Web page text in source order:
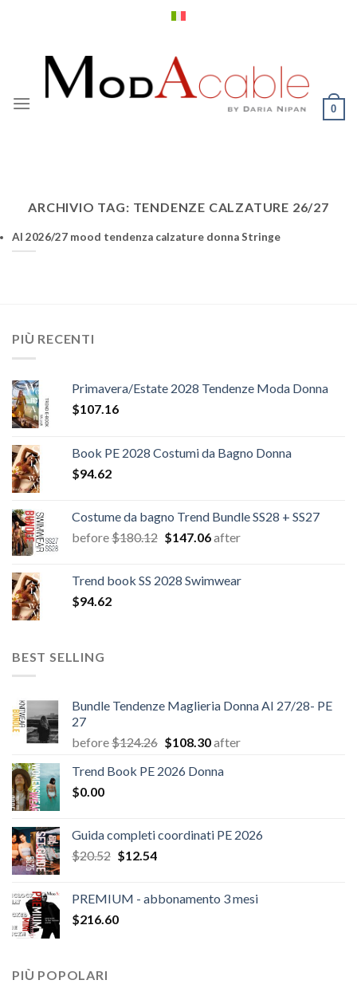
0
ARCHIVIO TAG: TENDENZE CALZATURE 26/27
AI 2026/27 mood tendenza calzature donna Stringe
PIÙ RECENTI
Primavera/Estate 2028 Tendenze Moda Donna
$107.16
Book PE 2028 Costumi da Bagno Donna
$94.62
Costume da bagno Trend Bundle SS28 + SS27
before$180.12 Il
era:
$147.06Il
è:
after
Trend book SS 2028 Swimwear
$94.62
BEST SELLING
Bundle Tendenze Maglieria Donna AI 27/28- PE
27
before$124.26 Il
originale
$108.30Il
attuale
after
Trend Book PE 2026 Donna
$0.00
Guida completi coordinati PE 2026
$20.52 Il
era:
$20.52.
$12.54Il
è:
PREMIUM - abbonamento 3 mesi
$216.60
PIÙ POPOLARI